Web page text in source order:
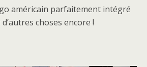
américain parfaitement intégré
choses encore !